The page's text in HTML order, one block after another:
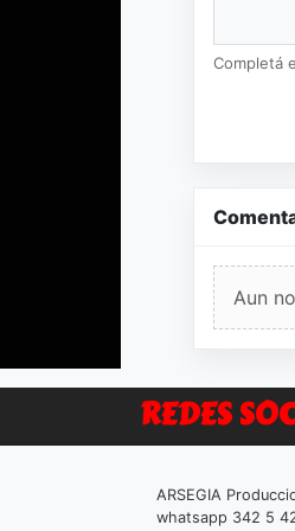
Completá
Aun
REDES
ARSEGIA
whatsapp 342 5